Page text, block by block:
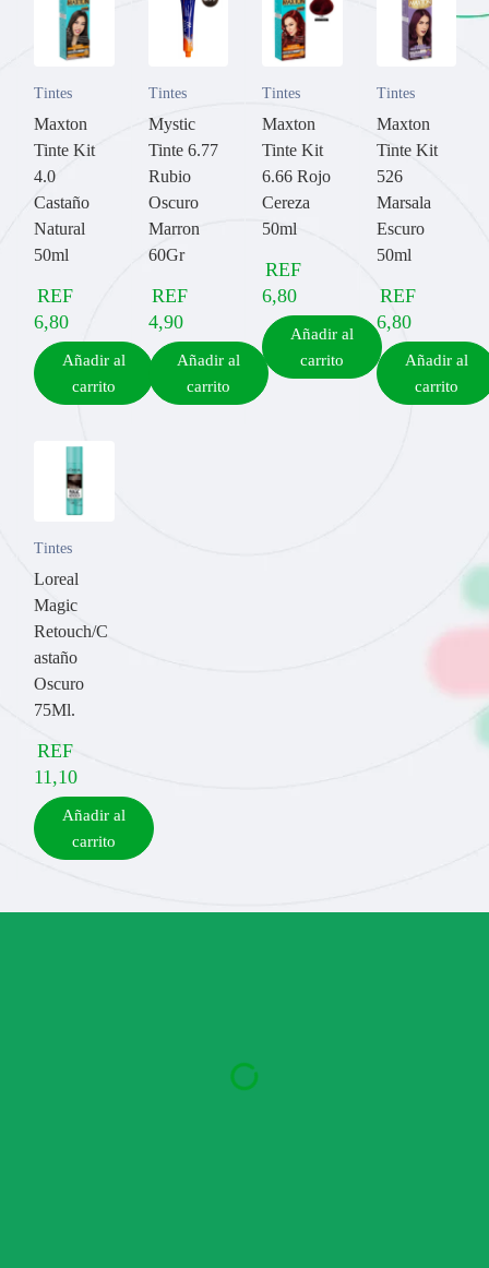
Tintes
Maxton
Tinte Kit
4.0
Castaño
Natural
50ml
REF
6,80
Añadir al
carrito
Tintes
Mystic
Tinte 6.77
Rubio
Oscuro
Marron
60Gr
REF
4,90
Añadir al
carrito
Tintes
Maxton
Tinte Kit
6.66 Rojo
Cereza
50ml
REF
6,80
Añadir al
carrito
Tintes
Maxton
Tinte Kit
526
Marsala
Escuro
50ml
REF
6,80
Añadir al
carrito
Tintes
Loreal
Magic
Retouch/C
astaño
Oscuro
75Ml.
REF
11,10
Añadir al
carrito